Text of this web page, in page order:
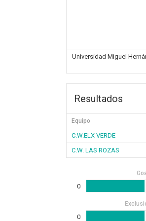
Universidad Miguel
Resultados
Equipo
C.W.ELX VERDE
C.W. LAS ROZAS
0
0